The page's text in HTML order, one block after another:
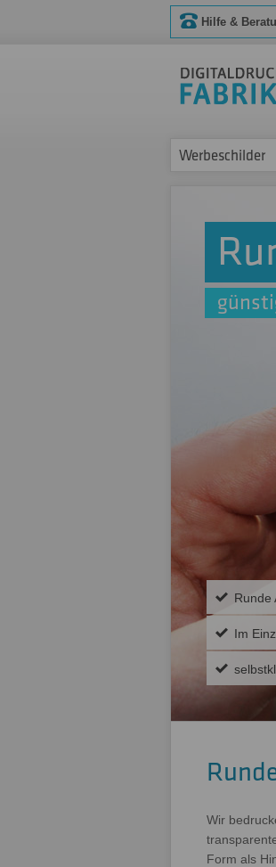
Hilfe &
Werbeschilder
Runde
Im
Wir
Form als